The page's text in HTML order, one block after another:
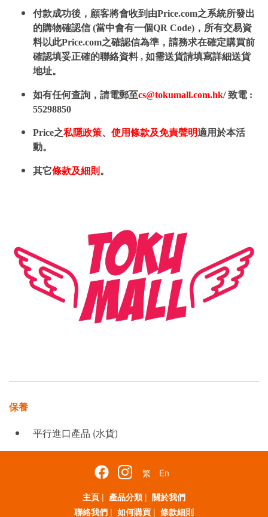
付款成功後，顧客將會收到由Price.com之系統所發出
的購物確認信 (當中會有一個QR Code)，所有交易資
料以此Price.com之確認信為準，請務求在確定購買前
確認填妥正確的聯絡資料 , 如需送貨請填寫詳細送貨
地址。
如有任何查詢，請電郵至cs@tokumall.com.hk/ 致電 :
55298850
Price之私隱政策、 使用條款及免責聲明適用於本活
動。
其它條款及細則 。
保養
平行進口產品 (水貨)
繁
En
主頁 | 產品分類 | 關於我們
聯絡我們 | 如何購買 | 條款細則